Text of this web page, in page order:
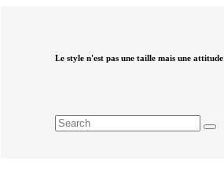
Le style n'est pas une taille mais une attitude